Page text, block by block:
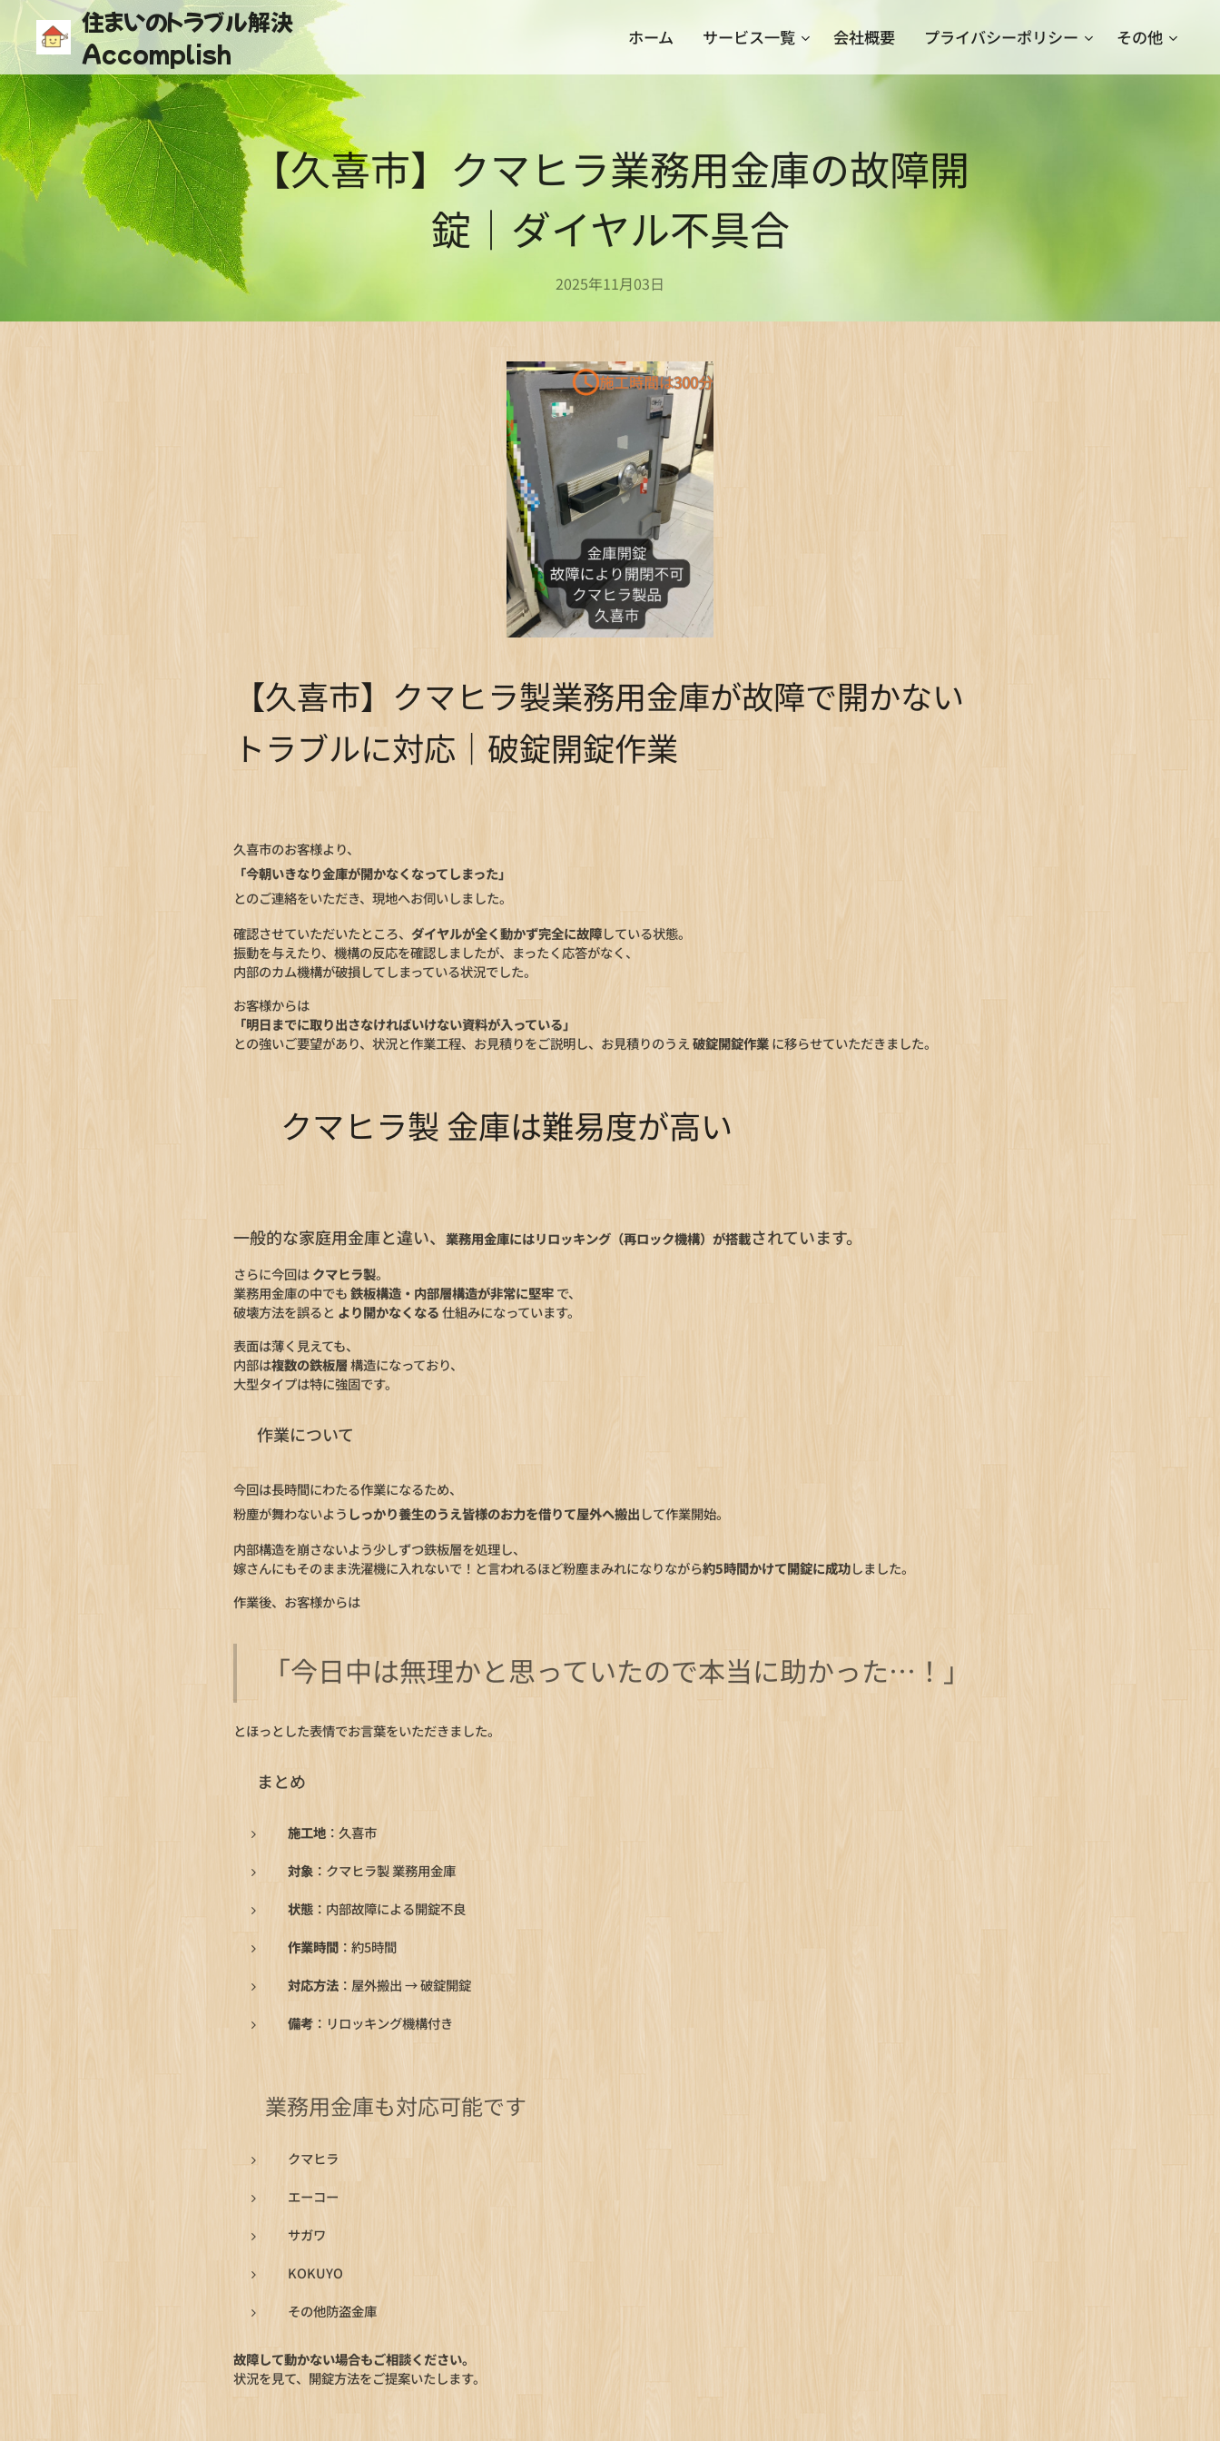
住まいのトラブル解決
Accomplish
ホーム サービス一覧 会社概要 プライバシーポリシー その他
【久喜市】クマヒラ業務用金庫の故障開
錠｜ダイヤル不具合
2025年11月03日
【久喜市】クマヒラ製業務用金庫が故障で開かない
トラブルに対応｜破錠開錠作業
久喜市のお客様より、
「今朝いきなり金庫が開かなくなってしまった」
とのご連絡をいただき、現地へお伺いしました。
確認させていただいたところ、 ダイヤルが全く動かず完全に故障している状態。
振動を与えたり、機構の反応を確認しましたが、まったく応答がなく、
内部のカム機構が破損してしまっている状況でした。
お客様からは
「明日までに取り出さなければいけない資料が入っている」
との強いご要望があり、状況と作業工程、お見積りをご説明し、お見積りのうえ 破錠開錠作業に移らせていただきました。
🏢 クマヒラ製 金庫は難易度が高い
一般的な家庭用金庫と違い、 業務用金庫にはリロッキング（再ロック機構）が搭載されています。
さらに今回はクマヒラ製。
業務用金庫の中でも鉄板構造・内部層構造が非常に堅牢で、
破壊方法を誤ると より開かなくなる仕組みになっています。
表面は薄く見えても、
内部は複数の鉄板層構造になっており、
大型タイプは特に強固です。
🔧 作業について
今回は長時間にわたる作業になるため、
粉塵が舞わないよう しっかり養生のうえ皆様のお力を借りて屋外へ搬出して作業開始。
内部構造を崩さないよう少しずつ鉄板層を処理し、
嫁さんにもそのまま洗濯機に入れないで！と言われるほど粉塵まみれになりながら約5時間かけて開錠に成功しました。
作業後、お客様からは
「今日中は無理かと思っていたので本当に助かった…！」
とほっとした表情でお言葉をいただきました。
✅ まとめ
施工地 ：久喜市
対象 ：クマヒラ製 業務用金庫
状態 ：内部故障による開錠不良
作業時間 ：約5時間
対応方法 ：屋外搬出 → 破錠開錠
備考 ：リロッキング機構付き
🧑‍🔧 業務用金庫も対応可能です
クマヒラ
エーコー
サガワ
KOKUYO
その他防盗金庫
故障して動かない場合もご相談ください。
状況を見て、開錠方法をご提案いたします。